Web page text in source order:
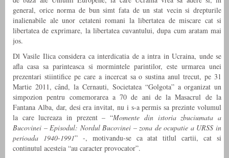
general, orice norma de bun simt fata de un stat vecin si drepturile
inalienabile ale unor cetateni romani la libertatea de miscare cat si
libertatea de exprimare, la libertatea cuvantului, dupa cum aratam mai
jos.
Dl Vasile Ilica considera ca interdicatia de a intra in Ucraina, unde se
afla casa sa parinteasca si mormintele parintilor, este urmarea unei
prezentari stiintifice pe care a incercat sa o sustina anul trecut, pe 31
Martie 2011, când, la Cernauti, Societatea “Golgota” a organizat un
simpozion pentru comemorarea a 70 de ani de la Masacrul de la
Fantana Alba, dar, desi era invitat, nu i s-a permis sa prezinte volumul
la care lucreaza in prezent – “Momente din istoria zbuciumata a
Bucovinei – Episodul: Nordul Bucovinei – zona de ocupatie a URSS in
perioada 1940-1991” -, motivandu-se ca atat titlul cartii, cat si
continutul acesteia “au caracter provocator”.